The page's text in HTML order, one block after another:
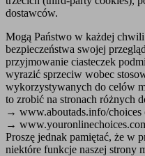
dostawców.
Mogą Państwo w każdej
bezpieczeństwa swojej
przyjmowanie ciasteczek
wyrazić sprzeciw wobec
wykorzystywanych do celów
to zrobić na stronach różnych
→ www.aboutads.info/
→
Proszę jednak pamiętać, że w
niektóre funkcje naszej strony